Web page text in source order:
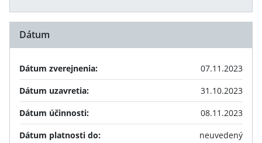
Dátum
Dátum zverejnenia:
07.11.2023
Dátum uzavretia:
31.10.2023
Dátum účinnosti:
08.11.2023
Dátum platnosti do:
neuvedený